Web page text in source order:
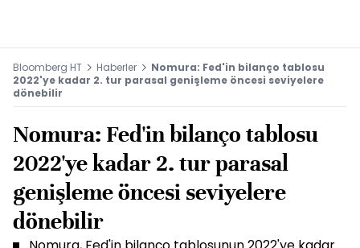
Bloomberg HT Haberler
Nomura: Fed'in bilanço tablosu
2022'ye kadar 2. tur parasal genişleme öncesi seviyelere
dönebilir
Nomura: Fed'in bilanço tablosu
2022'ye kadar 2. tur parasal
genişleme öncesi seviyelere
dönebilir